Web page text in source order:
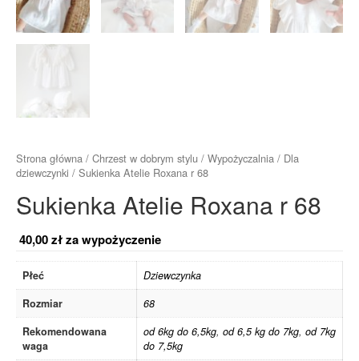
Strona główna / Chrzest w dobrym stylu / Wypożyczalnia / Dla
dziewczynki / Sukienka Atelie Roxana r 68
Sukienka Atelie Roxana r 68
40,00złza wypożyczenie
Płeć
Dziewczynka
Rozmiar
68
Rekomendowana
waga
od 6kg do 6,5kg, od 6,5 kg do 7kg, od 7kg
do 7,5kg